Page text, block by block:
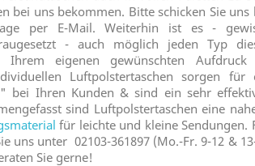
bei uns bekommen. Bitte schicken Sie uns
per E-Mail. Weiterhin ist es -
- auch möglich jeden Typ
Ihrem eigenen gewünschten Aufdruck
Luftpolstertaschen sorgen für
bei Ihren Kunden & sind ein sehr
sind Luftpolstertaschen eine
für leichte und kleine Sendungen.
uns unter 02103-361897 (Mo.-Fr. 9-12 &
Sie gerne!